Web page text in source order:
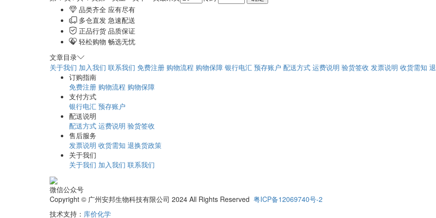
品类齐全 应有尽有
多仓直发 急速配送
正品行货 品质保证
轻松购物 畅选无忧
文章目录
关于我们 加入我们 联系我们 免费注册 购物流程 购物保障 银行电汇 预存账户 配送方式 运费说明 验货签收 发票说明 收货需知
订购指南
免费注册 购物流程 购物保障
支付方式
银行电汇 预存账户
配送说明
配送方式 运费说明 验货签收
售后服务
发票说明 收货需知 退换货政策
关于我们
关于我们 加入我们 联系我们
微信公众号
Copyright © 广州安邦生物科技有限公司 2024 All Rights Reserved 粤ICP备12069740号-2
技术支持： 库价化学